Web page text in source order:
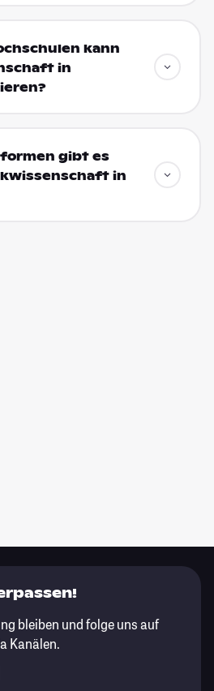
kann
in
gibt es
in
bleiben und folge uns auf
Kanälen.